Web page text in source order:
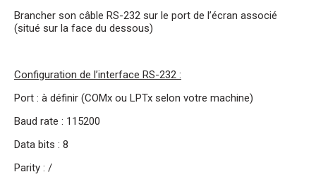
Brancher son câble RS-232 sur le port de l’écran associé
(situé sur la face du dessous)
Configuration de l’interface RS-232 :
Port : à définir (COMx ou LPTx selon votre machine)
Baud rate : 115200
Data bits : 8
Parity : /